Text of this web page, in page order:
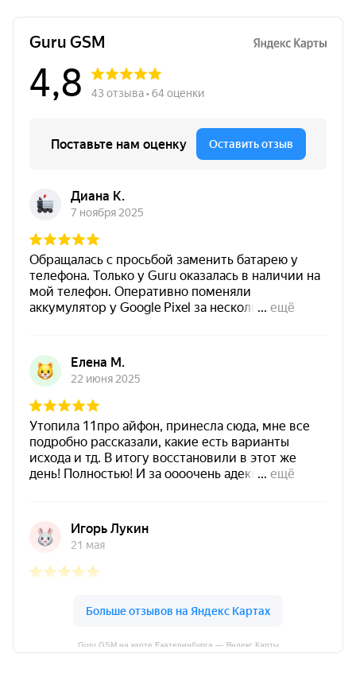
Guru GSM на карте Екатеринбурга — Яндекс Карты